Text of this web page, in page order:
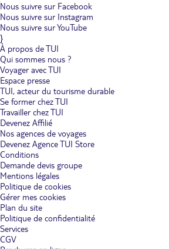
Nous suivre sur Facebook
Nous suivre sur Instagram
Nous suivre sur YouTube
}
À propos de TUI
Qui sommes nous ?
Voyager avec TUI
Espace presse
TUI, acteur du tourisme durable
Se former chez TUI
Travailler chez TUI
Devenez Affilié
Nos agences de voyages
Devenez Agence TUI Store
Conditions
Demande devis groupe
Mentions légales
Politique de cookies
Gérer mes cookies
Plan du site
Politique de confidentialité
Services
CGV